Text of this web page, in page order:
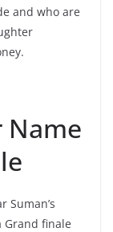
and who are
Name
Suman’s
Grand finale